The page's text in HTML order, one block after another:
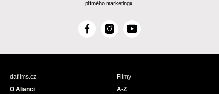
přímého marketingu.
F
c
I
s
Y
u
dafilms.cz
O Alianci
Filmy
A-Z